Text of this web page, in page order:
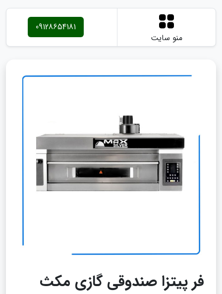
منو سایت
09128654181
فر پیتزا صندوقی گازی مکث